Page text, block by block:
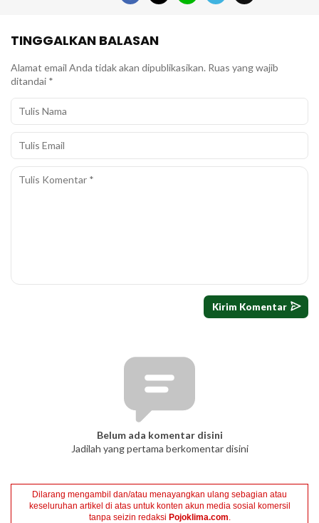
TINGGALKAN BALASAN
Alamat email Anda tidak akan dipublikasikan. Ruas yang wajib
ditandai *
Belum ada komentar disini
Jadilah yang pertama berkomentar disini
Dilarang mengambil dan/atau menayangkan ulang sebagian atau
keseluruhan artikel di atas untuk konten akun media sosial komersil
tanpa seizin redaksi Pojoklima.com